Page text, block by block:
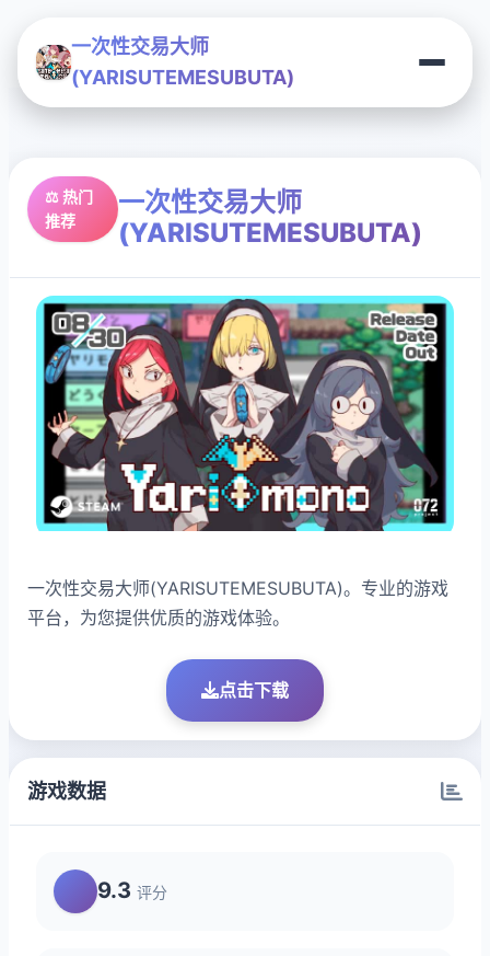
一次性交易大师
(YARISUTEMESUBUTA)
⚖️ 热门
推荐
一次性交易大师
(YARISUTEMESUBUTA)
一次性交易大师(YARISUTEMESUBUTA)。专业的游戏
平台，为您提供优质的游戏体验。
点击下载
游戏数据
9.3 评分